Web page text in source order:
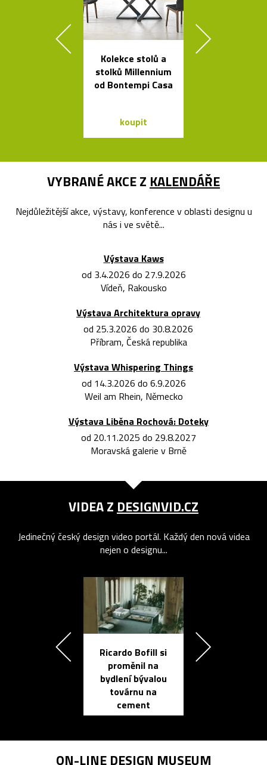
Kolekce stolů a
stolků Millennium
od Bontempi Casa
koupit
VYBRANÉ AKCE Z KALENDÁŘE
Nejdůležitější akce, výstavy, konference v oblasti designu u
nás i ve světě...
Výstava Kaws
od 3.4.2026 do 27.9.2026
Vídeň, Rakousko
Výstava Architektura opravy
od 25.3.2026 do 30.8.2026
Příbram, Česká republika
Výstava Whispering Things
od 14.3.2026 do 6.9.2026
Weil am Rhein, Německo
Výstava Liběna Rochová: Doteky
od 20.11.2025 do 29.8.2027
Moravská galerie v Brně
VIDEA Z DESIGNVID.CZ
Jedinečný český design video portál. Každý den nová videa
nejen o designu...
Ricardo Bofill si
proměnil na
bydlení bývalou
továrnu na
cement
ON-LINE DESIGN MUSEUM